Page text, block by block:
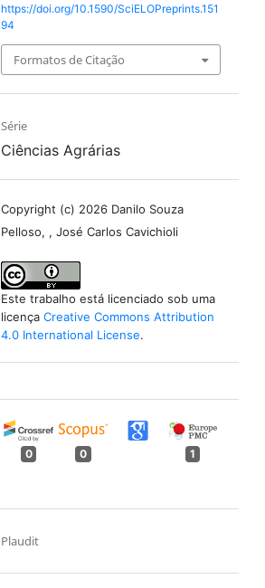
https://doi.org/10.1590/SciELOPreprints.151
94
Formatos de Citação
Série
Ciências Agrárias
Copyright (c) 2026 Danilo Souza
Pelloso, , José Carlos Cavichioli
Este trabalho está licenciado sob uma
licençaCreative Commons Attribution
4.0 International License.
0 0 1
Plaudit